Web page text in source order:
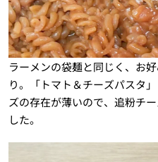
ラーメンの袋麺と同じく、お
り。「トマト＆チーズパスタ
ズの存在が薄いので、追粉チ
した。